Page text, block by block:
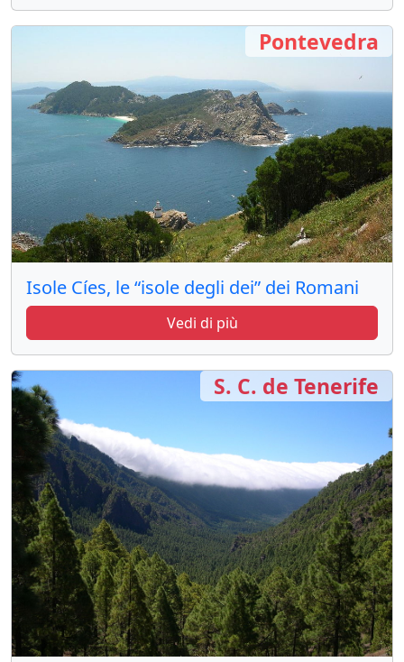
Isole Cíes, le “isole degli dei” dei Romani
Vedi di più
Pontevedra
S. C. de Tenerife